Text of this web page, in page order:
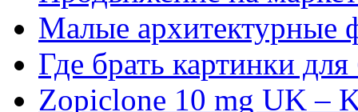
Малые архитектурные
Где брать картинки
Zopiclone 10 mg UK –